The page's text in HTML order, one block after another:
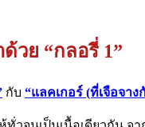
วย “กลอรี่ 1”
กับ “แลคเกอร์ (ที่เจือจา